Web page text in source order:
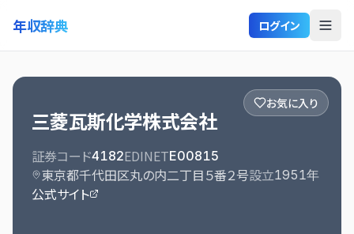
年収辞典 ログイン
お気に入り
三菱瓦斯化学株式会社
証券コード4182EDINETE00815
東京都千代田区丸の内二丁目５番２号設立1951年
公式サイト